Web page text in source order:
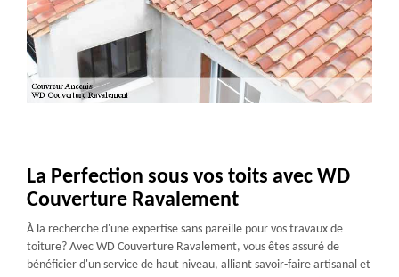
La Perfection sous vos toits avec WD
Couverture Ravalement
À la recherche d'une expertise sans pareille pour vos travaux de
toiture? Avec WD Couverture Ravalement, vous êtes assuré de
bénéficier d'un service de haut niveau, alliant savoir-faire artisanal et